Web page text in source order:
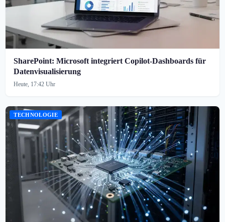
SharePoint: Microsoft integriert Copilot-Dashboards für
Datenvisualisierung
Heute, 17:42 Uhr
TECHNOLOGIE